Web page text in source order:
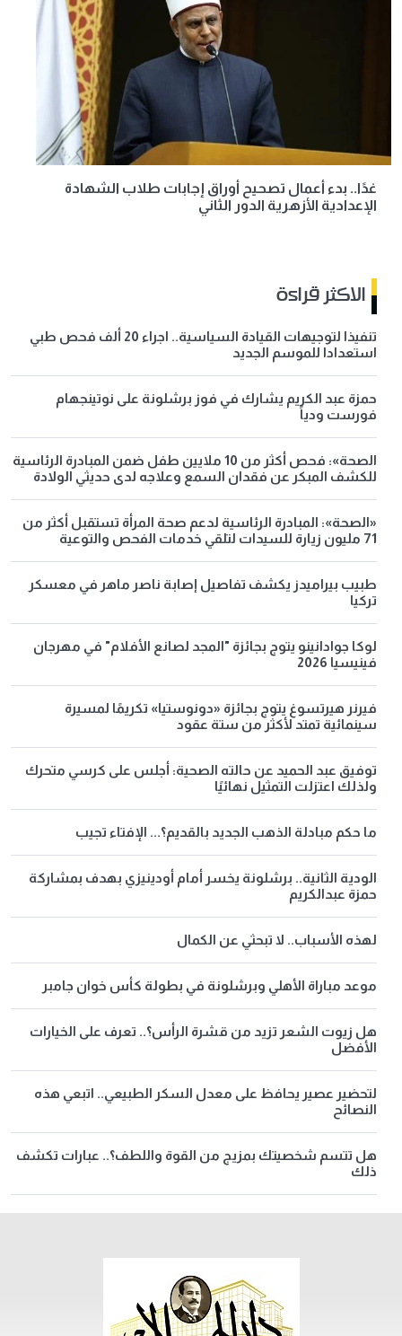
غدًا.. بدء أعمال تصحيح أوراق إجابات طلاب الشهادة
الإعدادية الأزهرية الدور الثاني
الاكثر قراءة
تنفيذا لتوجيهات القيادة السياسية.. اجراء 20 ألف فحص طبي
استعدادا للموسم الجديد
حمزة عبد الكريم يشارك في فوز برشلونة على نوتينجهام
فورست ودياً
الصحة»: فحص أكثر من 10 ملايين طفل ضمن المبادرة الرئاسية
للكشف المبكر عن فقدان السمع وعلاجه لدى حديثي الولادة
«الصحة»: المبادرة الرئاسية لدعم صحة المرأة تستقبل أكثر من
71 مليون زيارة للسيدات لتلقي خدمات الفحص والتوعية
طبيب بيراميدز يكشف تفاصيل إصابة ناصر ماهر في معسكر
تركيا
لوكا جوادانينو يتوج بجائزة "المجد لصانع الأفلام" في مهرجان
فينيسيا 2026
فيرنر هيرتسوغ يتوج بجائزة «دونوستيا» تكريمًا لمسيرة
سينمائية تمتد لأكثر من ستة عقود
توفيق عبد الحميد عن حالته الصحية: أجلس على كرسي متحرك
ولذلك اعتزلت التمثيل نهائيًا
ما حكم مبادلة الذهب الجديد بالقديم؟... الإفتاء تجيب
الودية الثانية.. برشلونة يخسر أمام أودينيزي بهدف بمشاركة
حمزة عبدالكريم
لهذه الأسباب.. لا تبحثي عن الكمال
موعد مباراة الأهلي وبرشلونة في بطولة كأس خوان جامبر
هل زيوت الشعر تزيد من قشرة الرأس؟.. تعرف على الخيارات
الأفضل
لتحضير عصير يحافظ على معدل السكر الطبيعي.. اتبعي هذه
النصائح
هل تتسم شخصيتك بمزيج من القوة واللطف؟.. عبارات تكشف
ذلك